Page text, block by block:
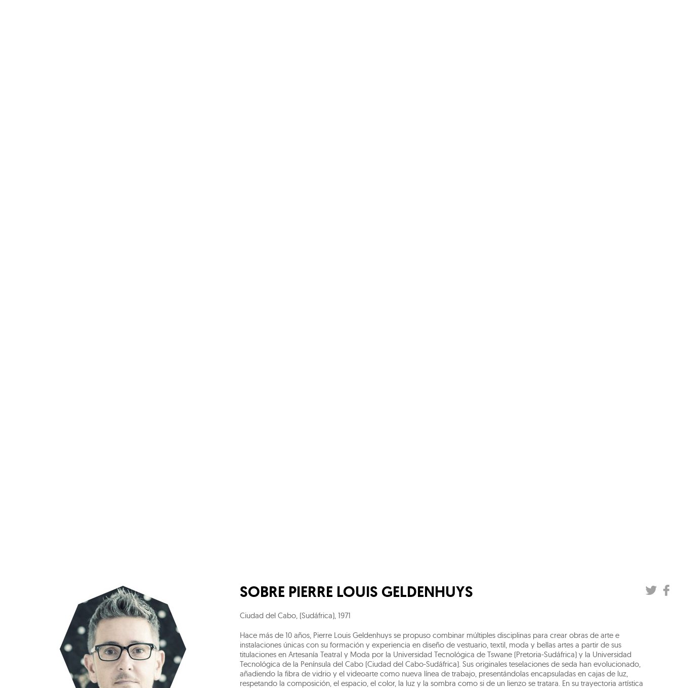
SOBRE PIERRE LOUIS GELDENHUYS
Ciudad del Cabo, (Sudáfrica), 1971
Hace más de 10 años, Pierre Louis Geldenhuys se propuso combinar múltiples disciplinas para crear obras de arte e
instalaciones únicas con su formación y experiencia en diseño de vestuario, textil, moda y bellas artes a partir de sus
titulaciones en Artesanía Teatral y Moda por la Universidad Tecnológica de Tswane (Pretoria-Sudáfrica) y la Universidad
Tecnológica de la Península del Cabo (Ciudad del Cabo-Sudáfrica). Sus originales teselaciones de seda han evolucionado,
añadiendo la fibra de vidrio y el videoarte como nueva línea de trabajo, presentándolas encapsuladas en cajas de luz,
respetando la composición, el espacio, el color, la luz y la sombra como si de un lienzo se tratara. En su trayectoria artística